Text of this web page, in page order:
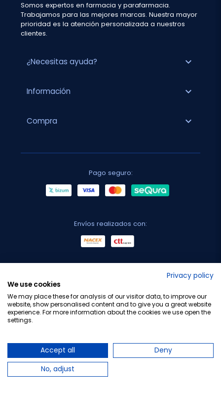
Somos expertos en farmacia y parafarmacia.
Trabajamos para las mejores marcas. Nuestra mayor
prioridad es la atención personalizada a nuestros
clientes.
¿Necesitas ayuda? expand_more
Información expand_more
Compra expand_more
Pago seguro:
Envíos realizados con:
Privacy policy
We use cookies
We may place these for analysis of our visitor data, to improve our
website, show personalised content and to give you a great website
experience. For more information about the cookies we use open the
settings.
Accept all
Deny
No, adjust